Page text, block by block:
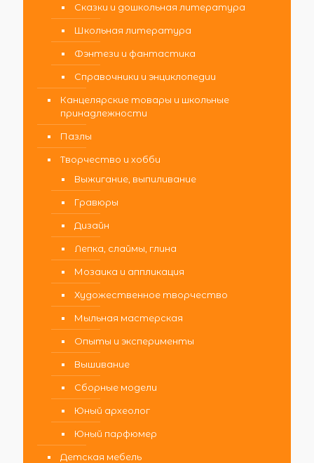
Сказки и дошкольная литература
Школьная литература
Фэнтези и фантастика
Справочники и энциклопедии
Канцелярские товары и школьные
принадлежности
Пазлы
Творчество и хобби
Выжигание, выпиливание
Гравюры
Дизайн
Лепка, слаймы, глина
Мозаика и аппликация
Художественное творчество
Мыльная мастерская
Опыты и эксперименты
Вышивание
Сборные модели
Юный археолог
Юный парфюмер
Детская мебель